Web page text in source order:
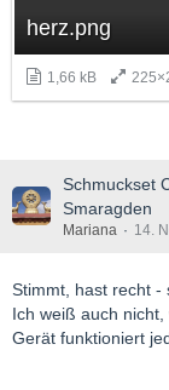
herz.png
1,66 kB
Schmuckset
Smaragden
Mariana 14.
Stimmt, hast recht -
Ich weiß auch
Gerät funktioniert